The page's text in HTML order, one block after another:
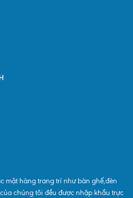
mặt hàng trang trí như bàn ghế,đèn
chúng tôi đều được nhập khẩu trực